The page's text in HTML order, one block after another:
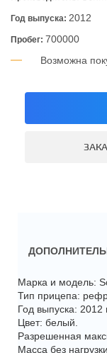
Год выпуска: 2012
Пробег: 700000
Возможна
Марка и модель:
Тип прицепа:
Год выпуска: 2012
Цвет: белый.
Разрешенная
Масса без